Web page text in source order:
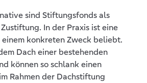
sind Stiftungsfonds als
In der Praxis ist eine
einem konkreten Zweck beliebt.
Dach einer bestehenden
können so schlank einen
Rahmen der Dachstiftung